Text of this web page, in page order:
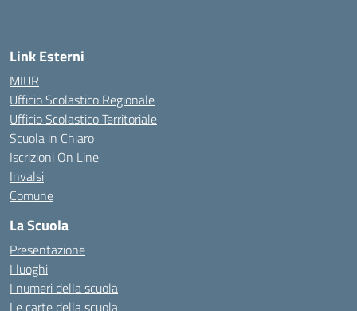
Link Esterni
MIUR
Ufficio Scolastico Regionale
Ufficio Scolastico Territoriale
Scuola in Chiaro
Iscrizioni On Line
Invalsi
Comune
La Scuola
Presentazione
I luoghi
I numeri della scuola
Le carte della scuola